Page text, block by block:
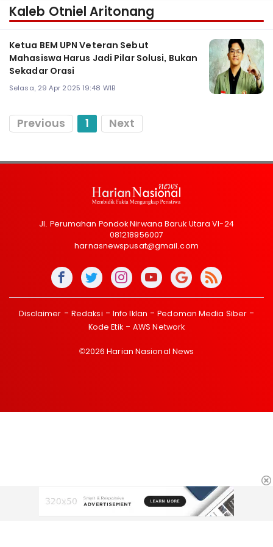
Kaleb Otniel Aritonang
Ketua BEM UPN Veteran Sebut
Mahasiswa Harus Jadi Pilar Solusi, Bukan
Sekadar Orasi
Selasa, 29 Apr 2025 19:48 WIB
Previous 1 Next
Jl. Perumahan Pondok Nirwana Baruk Utara VI-24
081218956007
harnasnewspusat@gmail.com
Disclaimer Redaksi Info Iklan
Pedoman Media Siber
Kode Etik
AWS Network
©2026 Harian Nasional News